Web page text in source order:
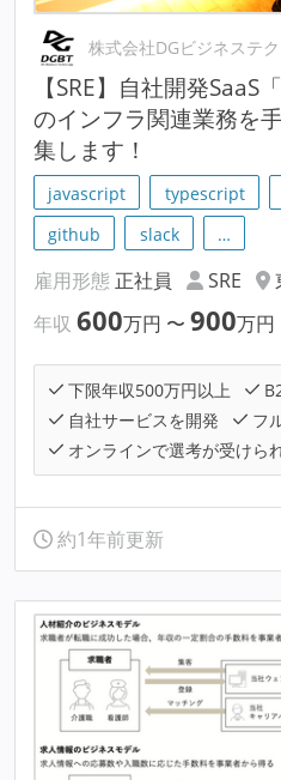
株式会社DGビジネステ
【SRE】自社開発SaaS
のインフラ関連業務を
集します！
javascript typescript
github
slack …
雇用形態 正社員 SRE
年収 600万円 〜 900万円
下限年収500万円以上
自社サービスを開発
フ
オンラインで選考が受けら
約1年前更新